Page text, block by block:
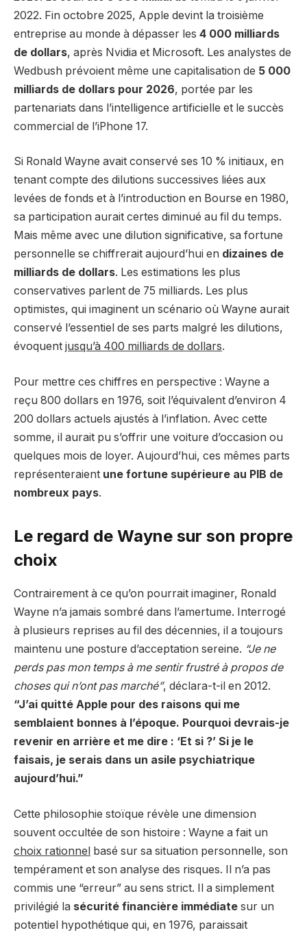
2022. Fin octobre 2025, Apple devint la troisième
entreprise au monde à dépasser les 4 000 milliards
de dollars, après Nvidia et Microsoft. Les analystes de
Wedbush prévoient même une capitalisation de 5 000
milliards de dollars pour 2026, portée par les
partenariats dans l’intelligence artificielle et le succès
commercial de l’iPhone 17.
Si Ronald Wayne avait conservé ses 10 % initiaux, en
tenant compte des dilutions successives liées aux
levées de fonds et à l’introduction en Bourse en 1980,
sa participation aurait certes diminué au fil du temps.
Mais même avec une dilution significative, sa fortune
personnelle se chiffrerait aujourd’hui en dizaines de
milliards de dollars. Les estimations les plus
conservatives parlent de 75 milliards. Les plus
optimistes, qui imaginent un scénario où Wayne aurait
conservé l’essentiel de ses parts malgré les dilutions,
évoquent jusqu’à 400 milliards de dollars.
Pour mettre ces chiffres en perspective : Wayne a
reçu 800 dollars en 1976, soit l’équivalent d’environ 4
200 dollars actuels ajustés à l’inflation. Avec cette
somme, il aurait pu s’offrir une voiture d’occasion ou
quelques mois de loyer. Aujourd’hui, ces mêmes parts
représenteraient une fortune supérieure au PIB de
nombreux pays.
Le regard de Wayne sur son propre
choix
Contrairement à ce qu’on pourrait imaginer, Ronald
Wayne n’a jamais sombré dans l’amertume. Interrogé
à plusieurs reprises au fil des décennies, il a toujours
maintenu une posture d’acceptation sereine. “Je ne
perds pas mon temps à me sentir frustré à propos de
choses qui n’ont pas marché”, déclara-t-il en 2012.
“J’ai quitté Apple pour des raisons qui me
semblaient bonnes à l’époque. Pourquoi devrais-je
revenir en arrière et me dire : ‘Et si ?’ Si je le
faisais, je serais dans un asile psychiatrique
aujourd’hui.”
Cette philosophie stoïque révèle une dimension
souvent occultée de son histoire : Wayne a fait un
choix rationnel basé sur sa situation personnelle, son
tempérament et son analyse des risques. Il n’a pas
commis une “erreur” au sens strict. Il a simplement
privilégié la sécurité financière immédiate sur un
potentiel hypothétique qui, en 1976, paraissait